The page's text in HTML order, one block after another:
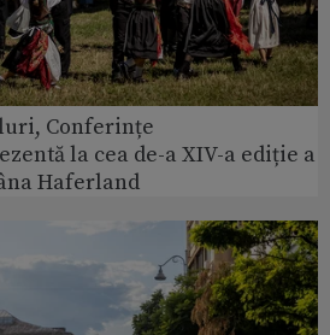
Conferințe
la cea de-a XIV-a ediție a
Haferland